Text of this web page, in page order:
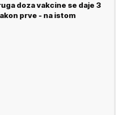
doza vakcine se daje 3
prve - na istom